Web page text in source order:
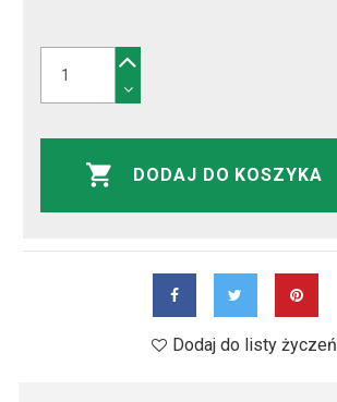
DODAJ DO KOSZYKA
Dodaj do listy życzeń